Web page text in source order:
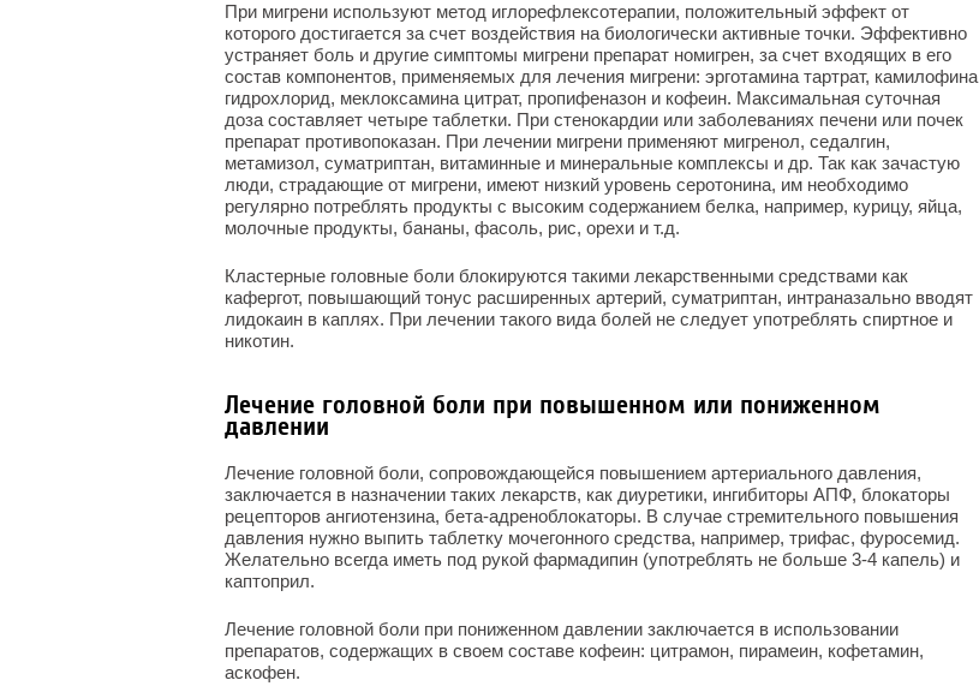
При мигрени используют метод иглорефлексотерапии, положительный эффект от
которого достигается за счет воздействия на биологически активные точки. Эффективно
устраняет боль и другие симптомы мигрени препарат номигрен, за счет входящих в его
состав компонентов, применяемых для лечения мигрени: эрготамина тартрат, камилофина
гидрохлорид, меклоксамина цитрат, пропифеназон и кофеин. Максимальная суточная
доза составляет четыре таблетки. При стенокардии или заболеваниях печени или почек
препарат противопоказан. При лечении мигрени применяют мигренол, седалгин,
метамизол, суматриптан, витаминные и минеральные комплексы и др. Так как зачастую
люди, страдающие от мигрени, имеют низкий уровень серотонина, им необходимо
регулярно потреблять продукты с высоким содержанием белка, например, курицу, яйца,
молочные продукты, бананы, фасоль, рис, орехи и т.д.
Кластерные головные боли блокируются такими лекарственными средствами как
кафергот, повышающий тонус расширенных артерий, суматриптан, интраназально вводят
лидокаин в каплях. При лечении такого вида болей не следует употреблять спиртное и
никотин.
Лечение головной боли при повышенном или пониженном
давлении
Лечение головной боли, сопровождающейся повышением артериального давления,
заключается в назначении таких лекарств, как диуретики, ингибиторы АПФ, блокаторы
рецепторов ангиотензина, бета-адреноблокаторы. В случае стремительного повышения
давления нужно выпить таблетку мочегонного средства, например, трифас, фуросемид.
Желательно всегда иметь под рукой фармадипин (употреблять не больше 3-4 капель) и
каптоприл.
Лечение головной боли при пониженном давлении заключается в использовании
препаратов, содержащих в своем составе кофеин: цитрамон, пирамеин, кофетамин,
аскофен.